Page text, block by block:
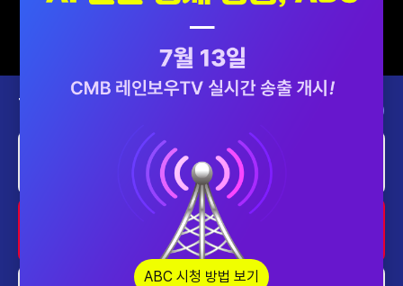
Today’s Program 2026-08-07 (금)
대한민국 리더에게 묻는다
투데이 업&다운
ABC 시청 방법 보기